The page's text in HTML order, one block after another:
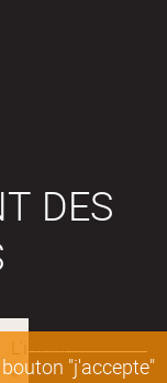
"j'accepte"
DES